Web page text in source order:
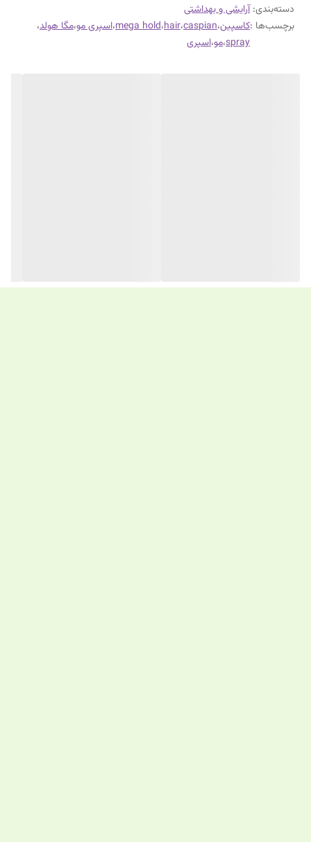
دسته‌بندی:آرایشی و بهداشتی
برچسب‌ها :کاسپین،caspian،hair،mega hold،اسپری مو،مگا هولد،
spray،مو،اسپری